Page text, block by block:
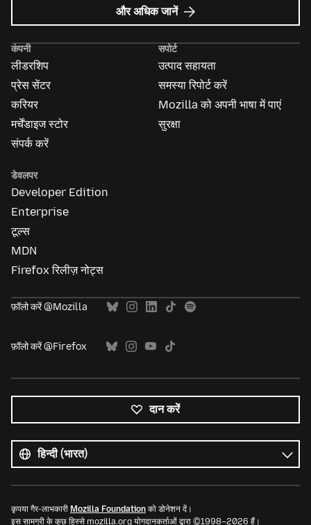
Mozilla
विज्ञापन
और अधिक जानें
कंपनी
लीडरशिप
प्रेस सेंटर
करियर
मर्चेंडाइज स्टोर
संपर्क करें
सपोर्ट
उत्पाद सहायता
समस्या रिपोर्ट करें
Mozilla को अपनी भाषा में पाएं
सुरक्षा
डेवलपर
Developer Edition
Enterprise
टूल्स
MDN
Firefox रिलीज़ नोट्स
फ़ॉलो करें @Mozilla
फ़ॉलो करें @Firefox
दान करें
भाषाएं
भाषा
कृपया गैर-लाभकारी Mozilla Foundation को डोनेशन दें।
इस सामग्री के कुछ हिस्से mozilla.org योगदानकर्ताओं द्वारा ©1998–2026 हैं।